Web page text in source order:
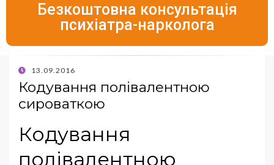
Безкоштовна консультація
психіатра-нарколога
13.09.2016
Кодування полівалентною
сироваткою
Кодування
полівалентною